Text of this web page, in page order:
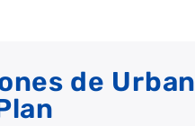
de Urban